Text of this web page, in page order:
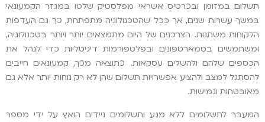
תשלום במזומן ובכרטיס אשראי מפלסטיק שלטו במגזר הקמעונאי
במשך עשרות שנים, אך ככל שהטכנולוגיה מתפתחת, כך גם העדפות
הלקוחות משתנות. הצרכנים של היום מתמצאים יותר ויותר בטכנולוגיה,
ומשתמשים בסמארטפונים ובפלטפורמות דיגיטליות כדי לנהל את
הכספים שלהם ולהשלים עסקאות. כתוצאה מכך, קמעונאים חייבים
להסתגל למצב ולהציע אפשרויות תשלום שהן לא רק נוחות יותר אלא גם
מאובטחות וגמישות.
המעבר לתשלומים ללא מגע ותשלומים ניידים הואץ על ידי מספר